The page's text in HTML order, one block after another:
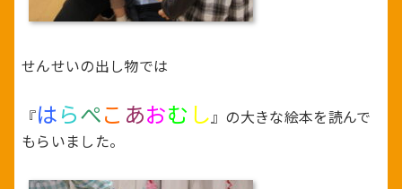
せんせいの出し物では
『はらぺこ あおむ し』の大きな絵本を読んで
もらいました。